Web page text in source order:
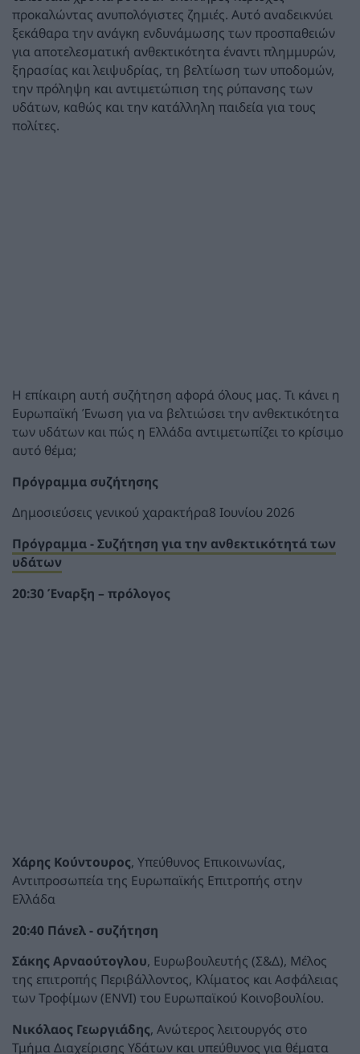
προκαλώντας ανυπολόγιστες ζημιές. Αυτό αναδεικνύει
ξεκάθαρα την ανάγκη ενδυνάμωσης των προσπαθειών
για αποτελεσματική ανθεκτικότητα έναντι πλημμυρών,
ξηρασίας και λειψυδρίας, τη βελτίωση των υποδομών,
την πρόληψη και αντιμετώπιση της ρύπανσης των
υδάτων, καθώς και την κατάλληλη παιδεία για τους
πολίτες.
Η επίκαιρη αυτή συζήτηση αφορά όλους μας. Τι κάνει η
Ευρωπαϊκή Ένωση για να βελτιώσει την ανθεκτικότητα
των υδάτων και πώς η Ελλάδα αντιμετωπίζει το κρίσιμο
αυτό θέμα;
Πρόγραμμα συζήτησης
Δημοσιεύσεις γενικού χαρακτήρα8 Ιουνίου 2026
Πρόγραμμα - Συζήτηση για την ανθεκτικότητά των
υδάτων
20:30 Έναρξη – πρόλογος
Χάρης Κούντουρος, Υπεύθυνος Επικοινωνίας,
Αντιπροσωπεία της Ευρωπαϊκής Επιτροπής στην
Ελλάδα
20:40 Πάνελ - συζήτηση
Σάκης Αρναούτογλου, Ευρωβουλευτής (Σ&Δ), Μέλος
της επιτροπής Περιβάλλοντος, Κλίματος και Ασφάλειας
των Τροφίμων (ENVI) του Ευρωπαϊκού Κοινοβουλίου.
Νικόλαος Γεωργιάδης, Ανώτερος λειτουργός στο
Τμήμα Διαχείρισης Υδάτων και υπεύθυνος για θέματα